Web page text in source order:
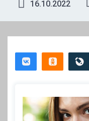
16.10.2022